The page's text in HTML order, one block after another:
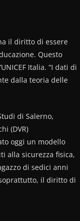
il diritto di essere
Questo
Italia. “I dati di
dalla teoria delle
di Salerno,
(DVR)
oggi un modello
alla sicurezza fisica,
di sedici anni
il diritto di